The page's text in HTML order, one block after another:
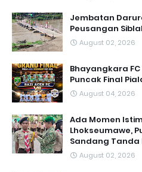
Jembatan
Peusangan
August 02, 2026
Bhayangkara FC
Puncak Final
August 04, 2026
Ada Momen
Lhokseumawe,
Sandang Tanda
August 02, 2026